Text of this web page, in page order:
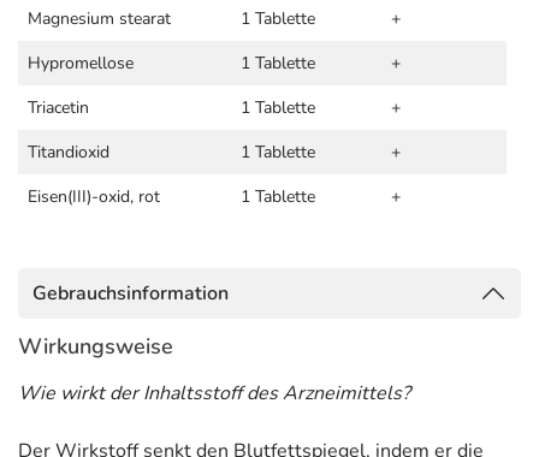
Magnesium stearat
1 Tablette
+
Hypromellose
1 Tablette
+
Triacetin
1 Tablette
+
Titandioxid
1 Tablette
+
Eisen(III)-oxid, rot
1 Tablette +
Gebrauchsinformation
Wirkungsweise
Wie wirkt der Inhaltsstoff des Arzneimittels?
Der Wirkstoff senkt den Blutfettspiegel, indem er die